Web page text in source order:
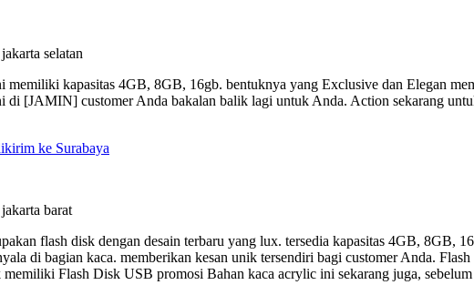
kapasitas 4GB, 8GB, 16gb. bentuknya yang Exclusive dan Elegan
[JAMIN] customer Anda bakalan balik lagi untuk Anda. Action sekarang
ke Surabaya
flash disk dengan desain terbaru yang lux. tersedia kapasitas 4GB, 8GB,
di bagian kaca. memberikan kesan unik tersendiri bagi customer Anda.
Flash Disk USB promosi Bahan kaca acrylic ini sekarang juga,